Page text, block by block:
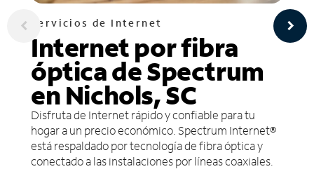
Servicios de Internet
Internet por fibra
óptica de Spectrum
en Nichols, SC
Disfruta de Internet rápido y confiable para tu
hogar a un precio económico. Spectrum Internet®
está respaldado por tecnología de fibra óptica y
conectado a las instalaciones por líneas coaxiales.